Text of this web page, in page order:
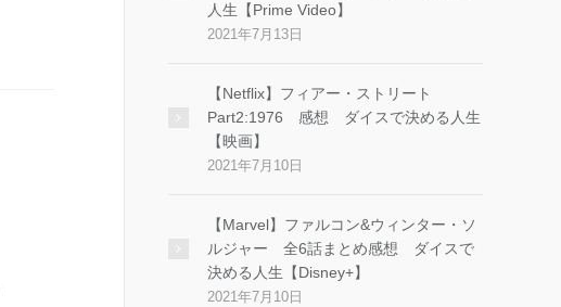
人生【Prime Video】
2021年7月13日
【Netflix】フィアー・ストリート
Part2:1976 感想 ダイスで決める人生
【映画】
2021年7月10日
【Marvel】ファルコン&ウィンター・ソ
ルジャー 全6話まとめ感想 ダイスで
決める人生【Disney+】
2021年7月10日